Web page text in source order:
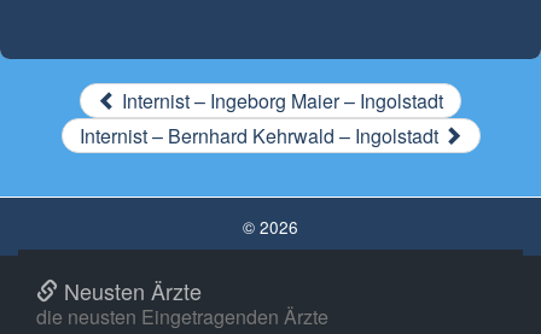
Internist – Ingeborg Maier – Ingolstadt
Internist – Bernhard Kehrwald – Ingolstadt
© 2026
Neusten Ärzte
die neusten Eingetragenden Ärzte